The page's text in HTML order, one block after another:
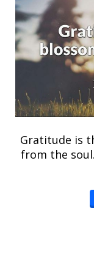
Gratitude is
from the